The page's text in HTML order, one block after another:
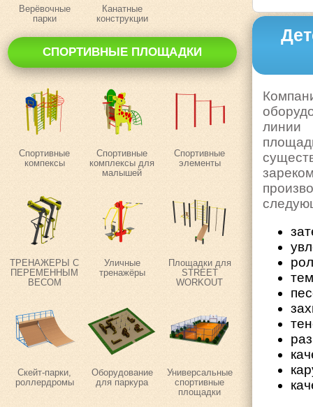
Верёвочные
парки
Канатные
конструкции
СПОРТИВНЫЕ ПЛОЩАДКИ
Спортивные
компексы
Спортивные
комплексы для
малышей
Спортивные
элементы
ТРЕНАЖЕРЫ С
ПЕРЕМЕННЫМ
ВЕСОМ
Уличные
тренажёры
Площадки для
STREET
WORKOUT
Скейт-парки,
роллердромы
Оборудование
для паркура
Универсальные
спортивные
площадки
линии